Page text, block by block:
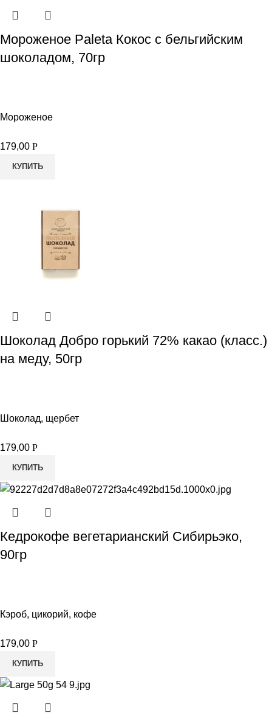
Мороженое Paleta Кокос с бельгийским
шоколадом, 70гр
Мороженое
179,00 Р
КУПИТЬ
Шоколад Добро горький 72% какао (класс.)
на меду, 50гр
Шоколад, щербет
179,00 Р
КУПИТЬ
Кедрокофе вегетарианский Сибирьэко,
90гр
Кэроб, цикорий, кофе
179,00 Р
КУПИТЬ